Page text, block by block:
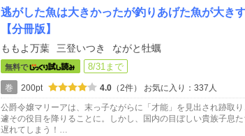
逃がした魚は大きかったが釣りあげた魚が大き
【分冊版】
ももよ万葉 三登いつき ながと牡蠣
無料で 8/31まで
巻 200pt 4.0 （2件）
お気に入り：337人
公爵令嬢マリーアは、末っ子ながらに「才能」を見出され跡取
遽その役目を降りることに。しかし、国内の目ぼしい貴族子息
遅れてしまう！…